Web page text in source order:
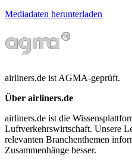
Mediadaten herunterladen
airliners.de ist AGMA-geprüft.
Über airliners.de
airliners.de ist die
Luftverkehrswirtschaft. Unsere
relevanten Branchenthemen
Zusammenhänge besser.